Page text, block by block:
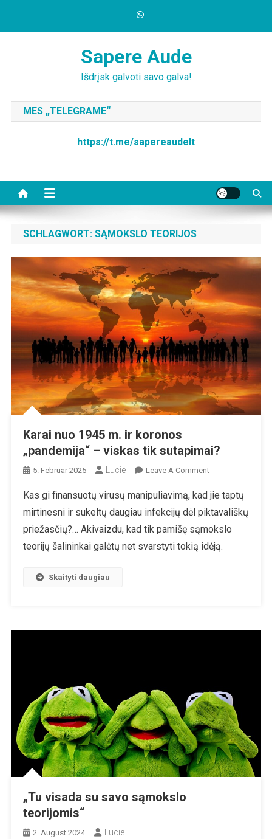
Sapere Aude
Išdrįsk galvoti savo galva!
MES „TELEGRAME“
https://t.me/sapereaudelt
SCHLAGWORT: SĄMOKSLO TEORIJOS
Karai nuo 1945 m. ir koronos
„pandemija“ – viskas tik sutapimai?
5. Februar 2025 Lucie Leave A CommentOn
Nuo
1945
M.
Koronos
Kas gi finansuotų virusų manipuliavimą, kad jie taptų
mirtinesni ir sukeltų daugiau infekcijų dėl piktavališkų
priežasčių?… Akivaizdu, kad tik pamišę sąmokslo
teorijų šalininkai galėtų net svarstyti tokią idėją.
Skaityti daugiau
„Tu visada su savo sąmokslo
teorijomis“
2. August 2024 Lucie